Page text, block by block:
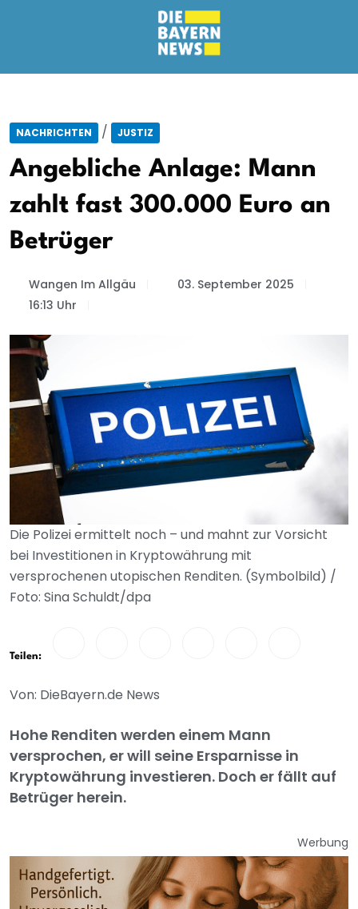
NACHRICHTEN / JUSTIZ
Angebliche Anlage: Mann
zahlt fast 300.000 Euro an
Betrüger
Wangen Im Allgäu
03. September 2025
16:13 Uhr
Die Polizei ermittelt noch – und mahnt zur Vorsicht
bei Investitionen in Kryptowährung mit
versprochenen utopischen Renditen. (Symbolbild) /
Foto: Sina Schuldt/dpa
Teilen:
Von: DieBayern.de News
Hohe Renditen werden einem Mann
versprochen, er will seine Ersparnisse in
Kryptowährung investieren. Doch er fällt auf
Betrüger herein.
Werbung